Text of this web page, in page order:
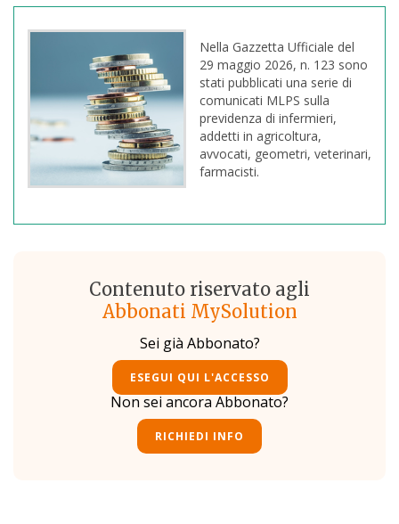
Nella Gazzetta Ufficiale del
29 maggio 2026, n. 123 sono
stati pubblicati una serie di
comunicati MLPS sulla
previdenza di infermieri,
addetti in agricoltura,
avvocati, geometri, veterinari,
farmacisti.
Contenuto riservato agli
Abbonati MySolution
Sei già Abbonato?
ESEGUI QUI L'ACCESSO
Non sei ancora Abbonato?
RICHIEDI INFO